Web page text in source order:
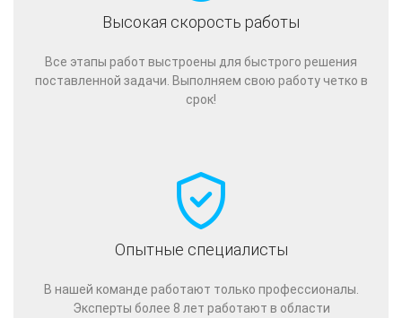
Высокая скорость работы
Все этапы работ выстроены для быстрого решения
поставленной задачи. Выполняем свою работу четко в
срок!
Опытные специалисты
В нашей команде работают только профессионалы.
Эксперты более 8 лет работают в области